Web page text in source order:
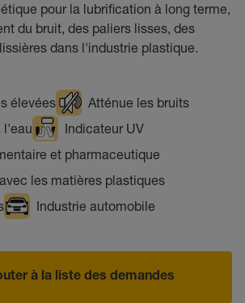
pour la lubrification à long terme,
du bruit, des paliers lisses, des
dans l'industrie plastique.
élevées
Atténue les bruits
l'eau
Indicateur UV
et pharmaceutique
les matières plastiques
Industrie automobile
à la liste des demandes